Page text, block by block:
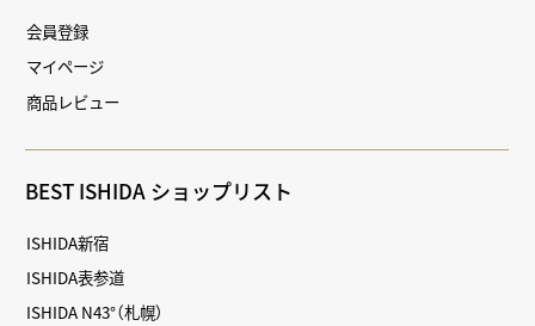
会員登録
マイページ
商品レビュー
BEST ISHIDA ショップリスト
ISHIDA新宿
ISHIDA表参道
ISHIDA N43°（札幌）